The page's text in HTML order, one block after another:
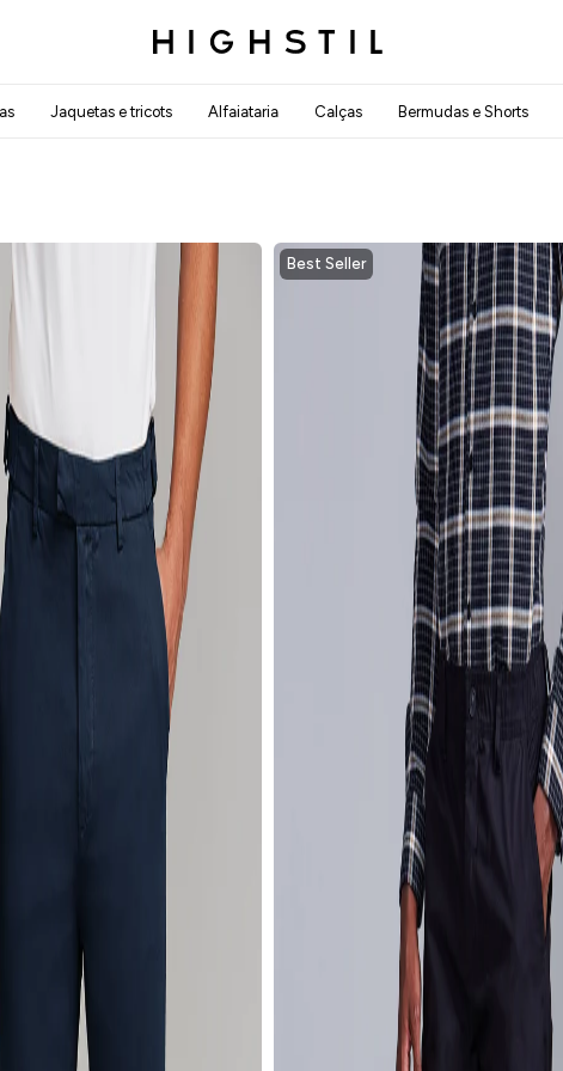
Jaquetas e tricots Alfaiataria Calças Bermudas e Shorts
Best Seller